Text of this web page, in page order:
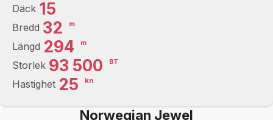
Däck 15
Bredd 32 m
Längd 294 m
Storlek 93 500 BT
Hastighet 25 kn
Norwegian Jewel